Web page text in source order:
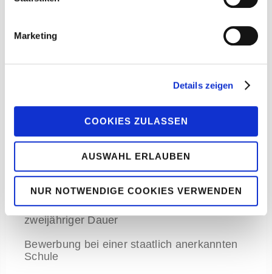
Marketing
Details zeigen
COOKIES ZULASSEN
AUSWAHL ERLAUBEN
NUR NOTWENDIGE COOKIES VERWENDEN
Beantragung von Schüler-BAföG oder
2. Jahr ca. 1300 €
3. Jahr ca. 1400 €
Zugang zur Ausbildung, Voraussetzungen
Schulausbildung bzw. Hauptschulabschluss mit
abgeschlossener Berufsausbildung von mind.
zweijähriger Dauer
Bewerbung bei einer staatlich anerkannten
Schule